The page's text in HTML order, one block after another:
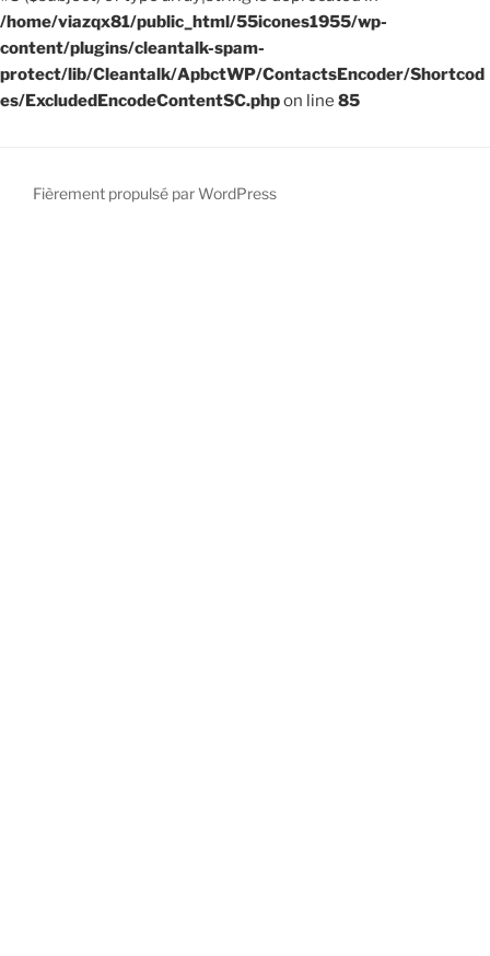
/home/viazqx81/public_html/55icones1955/wp-
content/plugins/cleantalk-spam-
protect/lib/Cleantalk/ApbctWP/ContactsEncoder/Shortcod
es/ExcludedEncodeContentSC.phpon line 85
Fièrement propulsé par WordPress